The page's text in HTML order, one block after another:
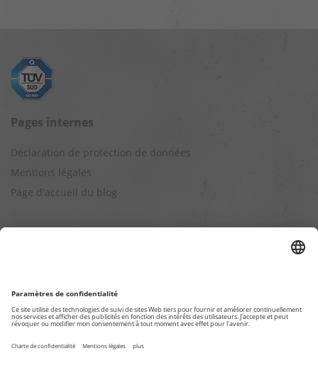
Pages internes
Déclaration de protection de données
Mentions légales
Page d'accueil du blog
Catalogue produits TROTEC